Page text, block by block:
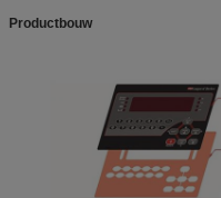
Productbouw